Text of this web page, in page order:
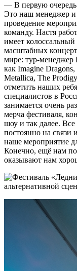
— В первую очередь
Это наш менеджер и
проведение
команду. Настя
имеет
масштабных
мире: тур-менеджер
как Imagine
Metallica, The
отметить наших
специалистов в
занимается очень
мерча фестиваля,
шоу и так далее.
постоянно на связи
наше мероприятие
Конечно, ещё нам
оказывают нам